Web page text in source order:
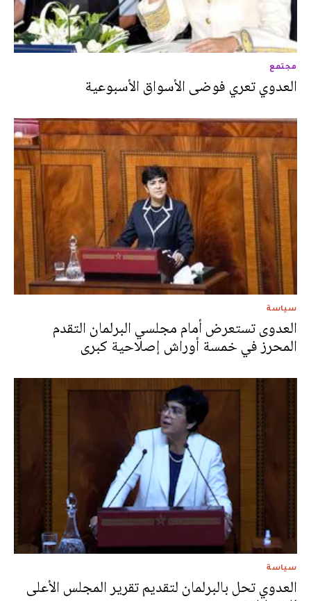
مجتمع
العدوي تعري فوضى الأسواق الأسبوعية
سياسة
العدوى تستعرض أمام مجلسي البرلمان التقدم
المحرز في خمسة أوراش إصلاحية كبرى
سياسة
العدوي تحل بالبرلمان لتقديم تقرير المجلس الأعلى